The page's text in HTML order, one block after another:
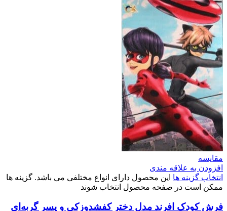
مقایسه
افزودن به علاقه مندی
انتخاب گزینه ها این محصول دارای انواع مختلفی می باشد. گزینه ها
ممکن است در صفحه محصول انتخاب شوند
فرش کودک افرند مدل دختر کفشدوزکی و پسر گربه‌ای